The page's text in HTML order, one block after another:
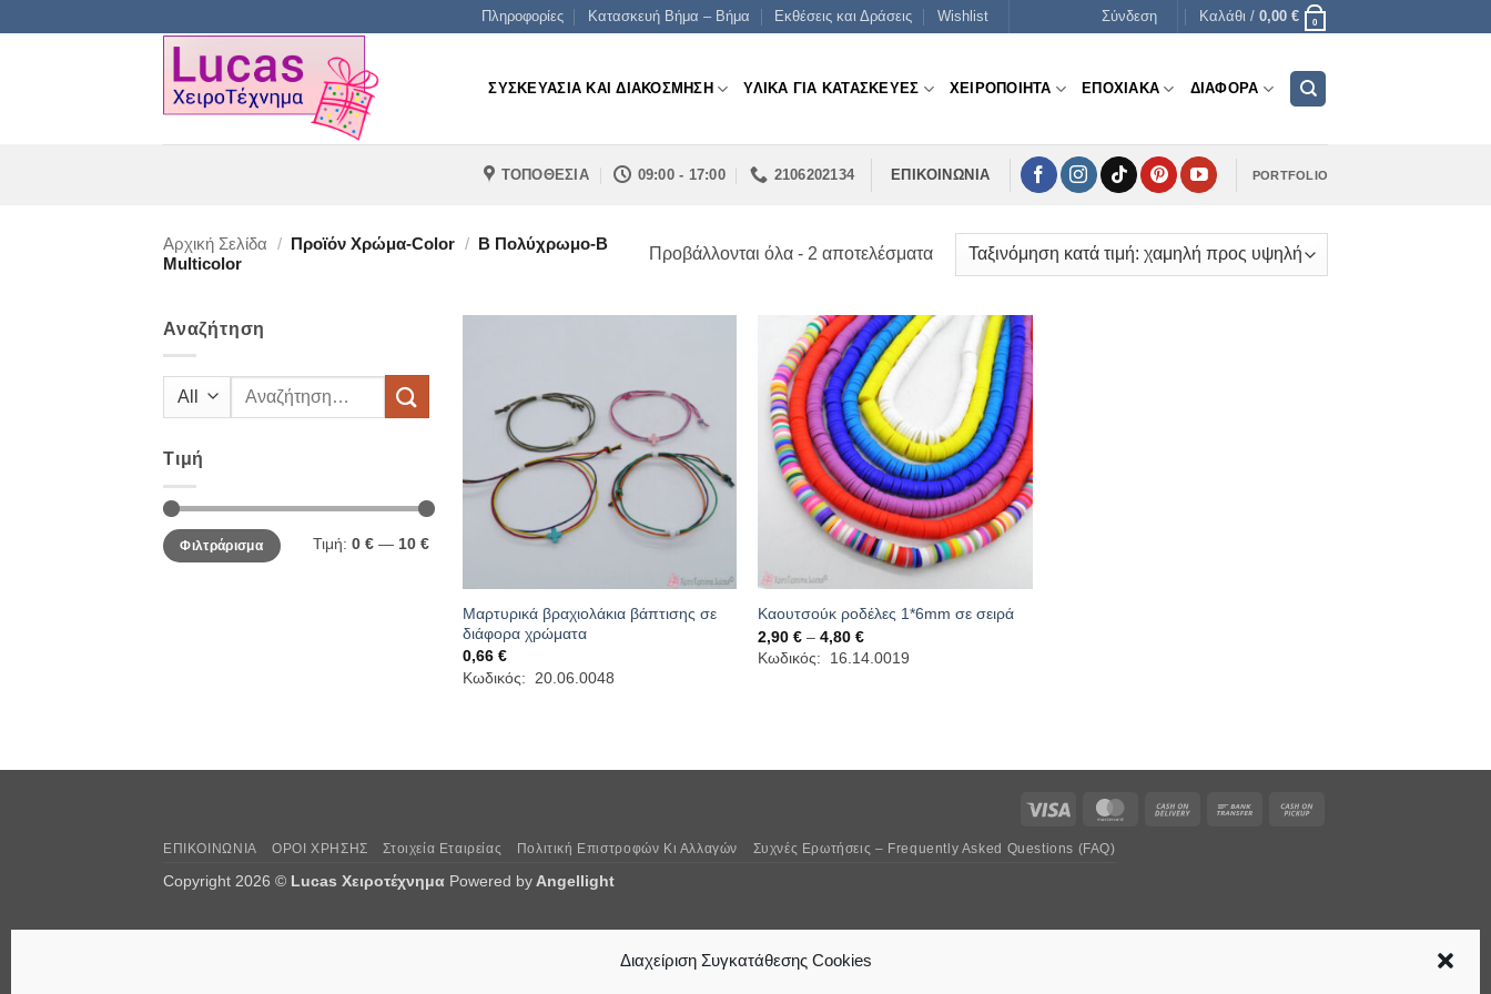
Διαχείριση Συγκατάθεσης Cookies
Πληροφορίες Κατασκευή Βήμα – Βήμα Εκθέσεις και Δράσεις Wishlist Σύνδεση Καλάθι / 0,00 € 0
ΣΥΣΚΕΥΑΣΙΑ ΚΑΙ ΔΙΑΚΟΣΜΗΣΗ ΥΛΙΚΑ ΓΙΑ ΚΑΤΑΣΚΕΥΕΣ ΧΕΙΡΟΠΟΙΗΤΑ ΕΠΟΧΙΑΚΑ ΔΙΑΦΟΡΑ
ΤΟΠΟΘΕΣΙΑ 09:00 - 17:00 2106202134 ΕΠΙΚΟΙΝΩΝΙΑ PORTFOLIO
Αρχική Σελίδα / Προϊόν Χρώμα-Color /
Β Πολύχρωμο-B
Multicolor
Προβάλλονται όλα - 2 αποτελέσματαSorted
low
Αναζήτηση
Αναζήτηση
Τιμή
Ελάχιστη
τιμή
Μέγιστη
τιμήΦιλτράρισμα Τιμή: 0 € — 10 €
Μαρτυρικά βραχιολάκια βάπτισης σε
διάφορα χρώματα
0,66 €
Κωδικός: 20.06.0048
Καουτσούκ ροδέλες 1*6mm σε σειρά
2,90€ – 4,80€Price
range:
2,90 €
Κωδικός: 16.14.0019
Visa MasterCardCash
Bank
ΕΠΙΚΟΙΝΩΝΙΑ ΟΡΟΙ ΧΡΗΣΗΣ Στοιχεία Εταιρείας Πολιτική Επιστροφών Κι Αλλαγών Συχνές Ερωτήσεις – Frequently Asked Questions (FAQ)
Copyright 2026 © Lucas Χειροτέχνημα Powered by Angellight